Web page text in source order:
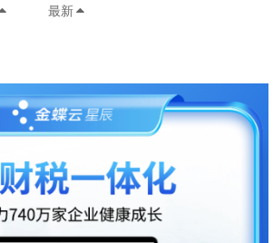
最新